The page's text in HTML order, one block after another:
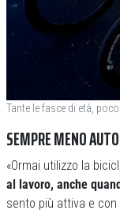
Tante le fasce di età,
SEMPRE MENO
«Ormai utilizzo la
al lavoro, anche
sento più attiva e